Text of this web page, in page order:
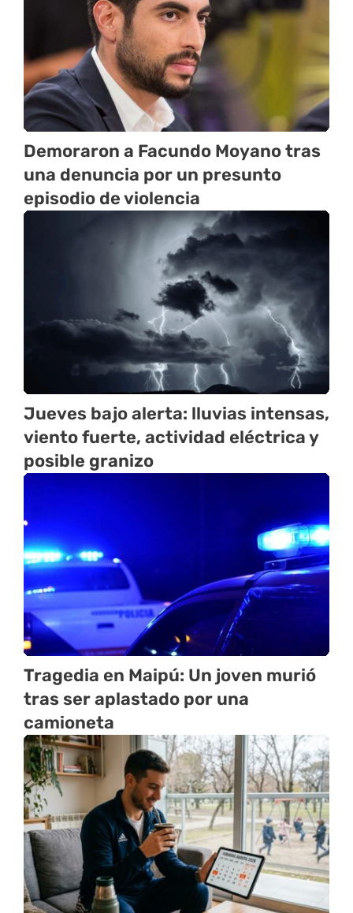
Demoraron a Facundo Moyano tras
una denuncia por un presunto
episodio de violencia
Jueves bajo alerta: lluvias intensas,
viento fuerte, actividad eléctrica y
posible granizo
Tragedia en Maipú: Un joven murió
tras ser aplastado por una
camioneta